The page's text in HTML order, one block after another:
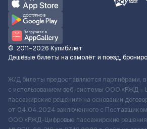
© 2011–2026 Купибилет
Дешёвые билеты на самолёт и поезд,
Ж/Д билеты предоставляются партнёрами, в
с использованием веб-системы ООО «РЖД –
пассажирские решения» на основании
от 04.04.2024 заключенного с Поставщиком
ООО «РЖД-Цифровые пассажирские